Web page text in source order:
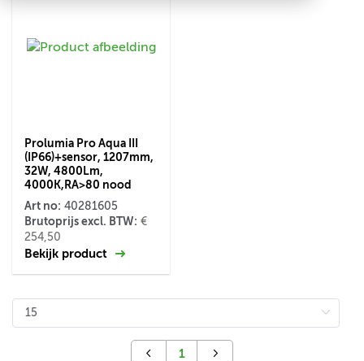
Prolumia Pro Aqua III
(IP66)+sensor, 1207mm,
32W, 4800Lm,
4000K,RA>80 nood
Art no: 40281605
Brutoprijs excl. BTW: €
254,50
Bekijk product
1